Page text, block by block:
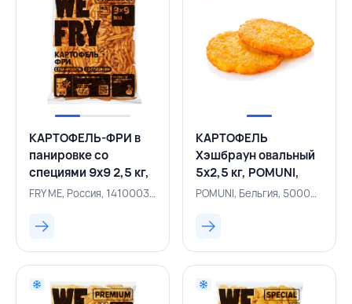
КАРТОФЕЛЬ-ФРИ в
панировке со
специями 9х9 2,5 кг,
WE FRY, РОССИЯ
FRY ME, Россия, 141000336
КАРТОФЕЛЬ
Хэшбраун овальный
5х2,5 кг, POMUNI,
БЕЛЬГИЯ
POMUNI, Бельгия, 500004225